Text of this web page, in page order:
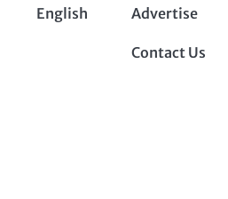
English Advertise
Contact Us